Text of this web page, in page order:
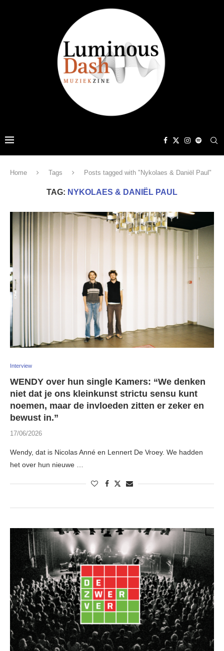
Home Tags Posts tagged with "Nykolaes & Daniël Paul"
TAG: NYKOLAES & DANIËL PAUL
Interview
WENDY over hun single Kamers: “We denken
niet dat je ons kleinkunst strictu sensu kunt
noemen, maar de invloeden zitten er zeker en
bewust in.”
17/06/2026
Wendy, dat is Nicolas Anné en Lennert De Vroey. We hadden
het over hun nieuwe …